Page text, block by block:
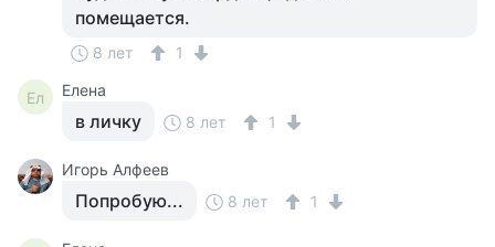
помещается.
8 лет 1
Ел Елена
в личку 8 лет 1
Игорь Алфеев
Попробую... 8 лет 1